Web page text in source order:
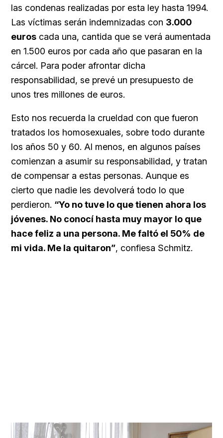
las condenas realizadas por esta ley hasta 1994.
Las víctimas serán indemnizadas con 3.000
euros cada una, cantida que se verá aumentada
en 1.500 euros por cada año que pasaran en la
cárcel. Para poder afrontar dicha
responsabilidad, se prevé un presupuesto de
unos tres millones de euros.
Esto nos recuerda la crueldad con que fueron
tratados los homosexuales, sobre todo durante
los años 50 y 60. Al menos, en algunos países
comienzan a asumir su responsabilidad, y tratan
de compensar a estas personas. Aunque es
cierto que nadie les devolverá todo lo que
perdieron. “Yo no tuve lo que tienen ahora los
jóvenes. No conocí hasta muy mayor lo que
hace feliz a una persona. Me faltó el 50% de
mi vida. Me la quitaron”, confiesa Schmitz.